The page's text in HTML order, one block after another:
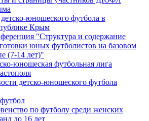
юношеского футбола в
Крым
"Структура и содержание
юных футболистов на базовом
(7-14 лет)"
юношеская футбольная лига
детско-юношеского футбола
по футболу среди женских
до 16 лет